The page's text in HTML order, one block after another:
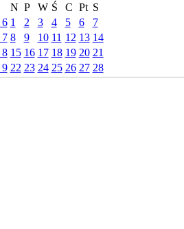
N P W Ś C Pt S
1
2 3 4 5 6
7
8
9 10 11 12 13 14
15 16 17 18 19 20 21
22 23 24 25 26 27 28